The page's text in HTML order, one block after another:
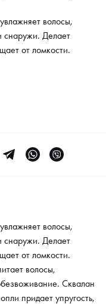
волосы,
снаружи. Делает
от ломкости.
волосы,
кожи головы.
волосы,
снаружи. Делает
от ломкости.
волосы,
Сквалан
придает упругость,